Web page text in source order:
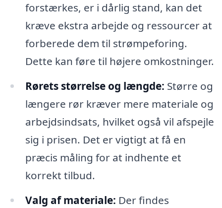
forstærkes, er i dårlig stand, kan det
kræve ekstra arbejde og ressourcer at
forberede dem til strømpeforing.
Dette kan føre til højere omkostninger.
Rørets størrelse og længde: Større og
længere rør kræver mere materiale og
arbejdsindsats, hvilket også vil afspejle
sig i prisen. Det er vigtigt at få en
præcis måling for at indhente et
korrekt tilbud.
Valg af materiale: Der findes